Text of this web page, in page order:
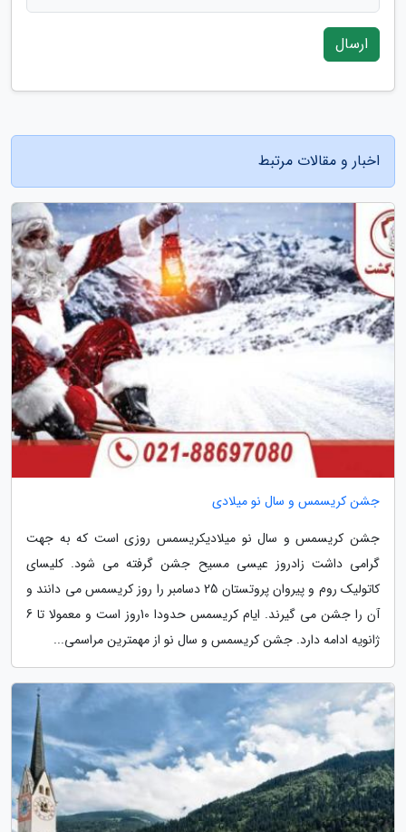
ارسال
اخبار و مقالات مرتبط
جشن کریسمس و سال نو میلادی
جشن کریسمس و سال نو میلادیکریسمس روزی است که به جهت
گرامی داشت زادروز عیسی مسیح جشن گرفته می شود. کلیسای
کاتولیک روم و پیروان پروتستان 25 دسامبر را روز کریسمس می دانند و
آن را جشن می گیرند. ایام کریسمس حدودا 10روز است و معمولا تا 6
ژانویه ادامه دارد. جشن کریسمس و سال نو از مهمترین مراسمی...